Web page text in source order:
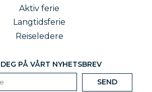
Aktiv ferie
Langtidsferie
Reiseledere
PÅ VÅRT NYHETSBREV